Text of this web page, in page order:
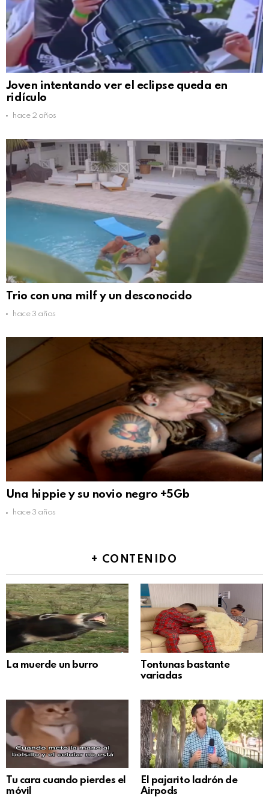
Joven intentando ver el eclipse queda en
ridículo
hace 2 años
Trio con una milf y un desconocido
hace 3 años
Una hippie y su novio negro +5Gb
hace 3 años
+ CONTENIDO
La muerde un burro
Tontunas bastante
variadas
Tu cara cuando pierdes el
móvil
El pajarito ladrón de
Airpods